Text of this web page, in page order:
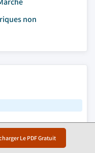
Le PDF Gratuit
non